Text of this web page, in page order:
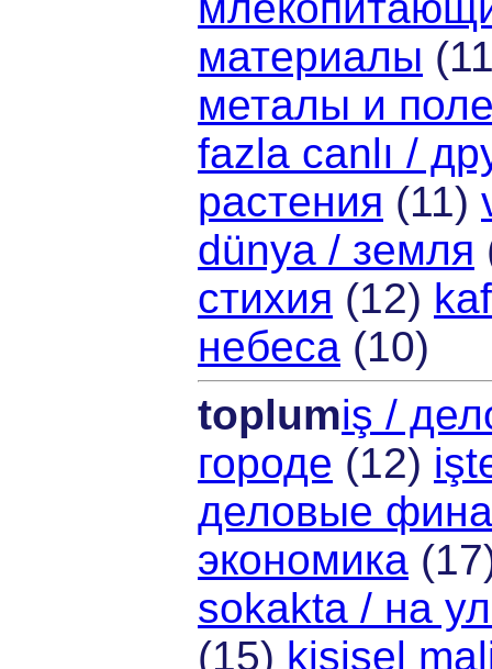
материалы
металы и
fazla canlı /
растения (11)
dünya / земля
стихия (12)
небеса (10)
toplumiş /
городе (12)
деловые
экономика
sokakta / на
(15) kişisel